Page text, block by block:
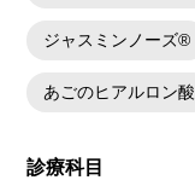
ジャスミンノーズ®
あごのヒアルロン酸
診療科目